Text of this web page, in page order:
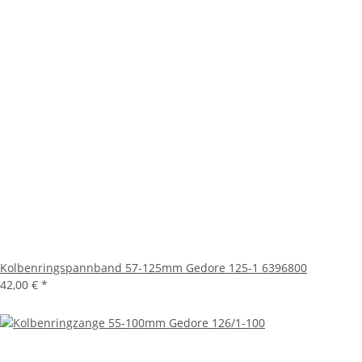
Kolbenringspannband 57-125mm Gedore 125-1 6396800
42,00 € *